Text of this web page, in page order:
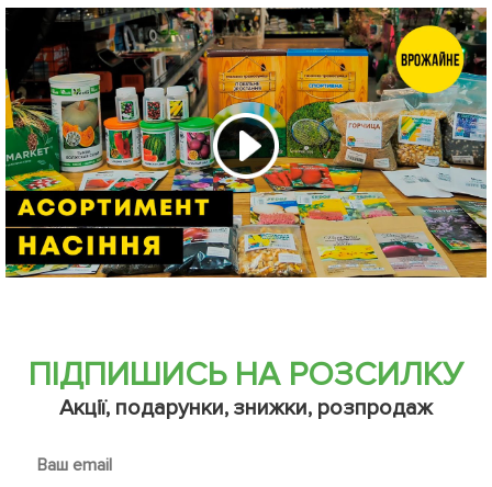
ПІДПИШИСЬ НА РОЗСИЛКУ
Акції, подарунки, знижки, розпродаж